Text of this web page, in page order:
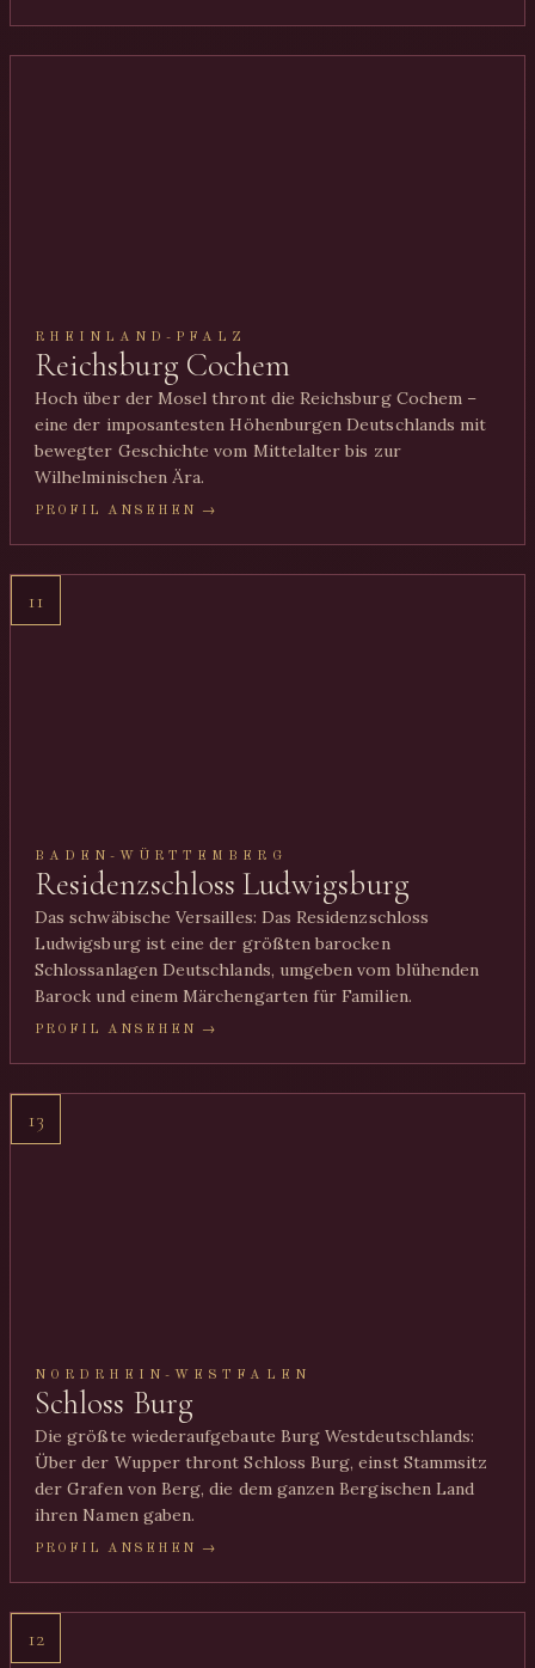
RHEINLAND-PFALZ
Reichsburg Cochem
Hoch über der Mosel thront die Reichsburg Cochem –
eine der imposantesten Höhenburgen Deutschlands mit
bewegter Geschichte vom Mittelalter bis zur
Wilhelminischen Ära.
PROFIL ANSEHEN →
11
BADEN-WÜRTTEMBERG
Residenzschloss Ludwigsburg
Das schwäbische Versailles: Das Residenzschloss
Ludwigsburg ist eine der größten barocken
Schlossanlagen Deutschlands, umgeben vom blühenden
Barock und einem Märchengarten für Familien.
PROFIL ANSEHEN →
13
NORDRHEIN-WESTFALEN
Schloss Burg
Die größte wiederaufgebaute Burg Westdeutschlands:
Über der Wupper thront Schloss Burg, einst Stammsitz
der Grafen von Berg, die dem ganzen Bergischen Land
ihren Namen gaben.
PROFIL ANSEHEN →
12